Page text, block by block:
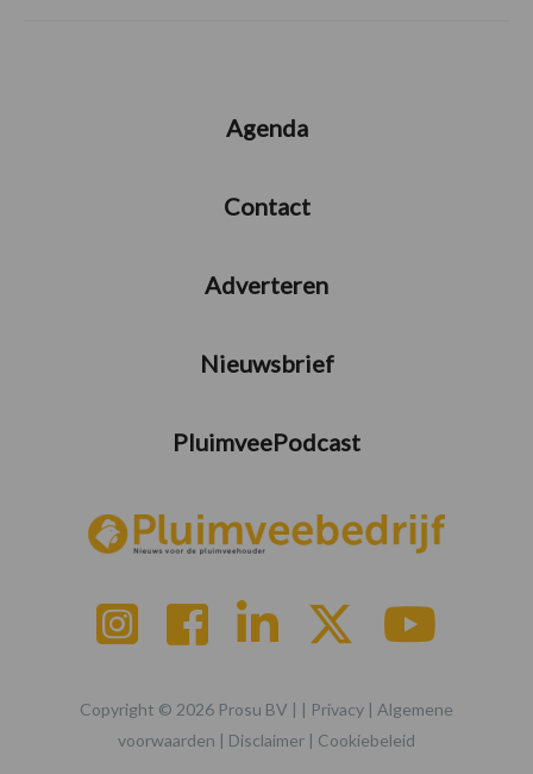
Agenda
Contact
Adverteren
Nieuwsbrief
PluimveePodcast
Copyright © 2026 Prosu BV | | Privacy | Algemene
voorwaarden | Disclaimer | Cookiebeleid